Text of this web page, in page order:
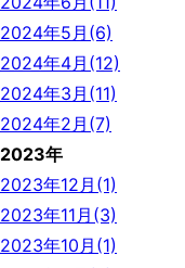
2024年5月(6)
2024年4月(12)
2024年3月(11)
2024年2月(7)
2023年
2023年12月(1)
2023年11月(3)
2023年10月(1)